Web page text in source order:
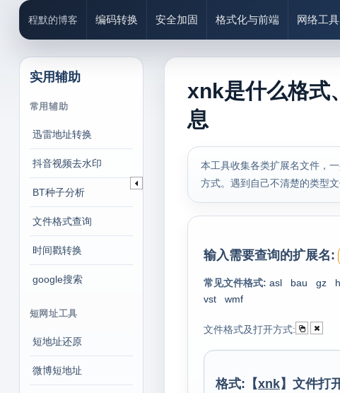
程默的博客 编码转换 安全加固 格式化与前端 网络工具
实用辅助
常用辅助
迅雷地址转换
抖音视频去水印
BT种子分析
文件格式查询
时间戳转换
google搜索
短网址工具
短地址还原
微博短地址
xnk是什么格式
息
本工具收集各类扩展名文件，
方式。遇到自己不清楚的类型
输入需要查询的扩展名:
常见文件格式: asl bau gz
vst
wmf
文件格式及打开方式:
格式:【xnk】文件打